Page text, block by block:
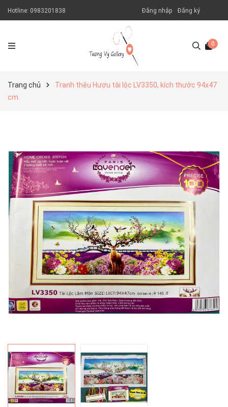
Hotline: 0983201838 Đăng nhập Đăng ký
0
Trang chủ
Tranh thêu Hươu tài lộc LV3350, kích thước 94x47
cm